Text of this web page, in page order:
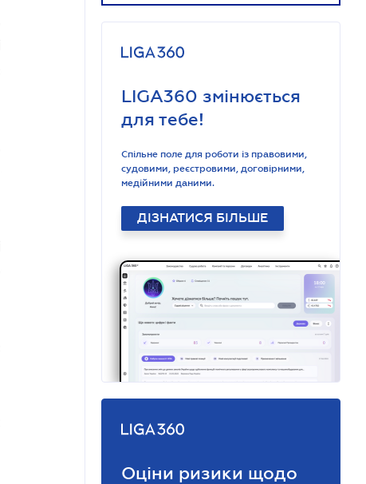
LIGA360 змінюється
для тебе!
Спільне поле для роботи із правовими,
судовими, реєстровими, договірними,
медійними даними.
ДІЗНАТИСЯ БІЛЬШЕ
Оціни ризики щодо